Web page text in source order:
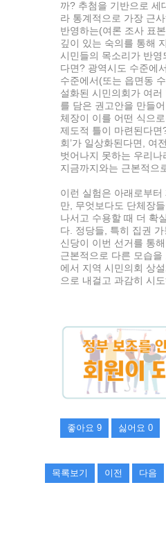
까? 추첨을 기반으로 세
라 통계적으로 가장 근
반영하는(여론 조사 표
깊이 있는 숙의를 통해
시민들의 목소리가 반영
다면? 광역시도 수준에
수준에서(또는 읍면동
설화된 시민의회가 여
를 담은 권고안을 만들
체장이 이를 어떤 식으
제도적 틀이 마련된다면
회’가 일상화된다면, 여
벗어나지 못하는 우리
지금까지와는 근본적으
이런 실험은 아래로부
만, 무엇보다도 단체장
나서고 수용할 때 더 확
다. 정당들, 특히 집권
신당이 이번 선거를 통
근본적으로 다른 모습
에서 지역 시민의회 상
으로 내걸고 과감히 시
좋아요 9 싫어요 0
목록보기 이전 다음